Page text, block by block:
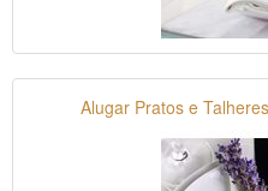
Alugar Pratos e